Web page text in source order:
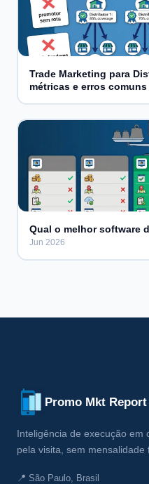
Trade Marketing para
métricas e erros comuns
Qual o melhor software
Jun 2026
Promo Mkt Report
Inteligência de execução em
pela visita, sem mensalidade
📍 São Paulo, Brasil